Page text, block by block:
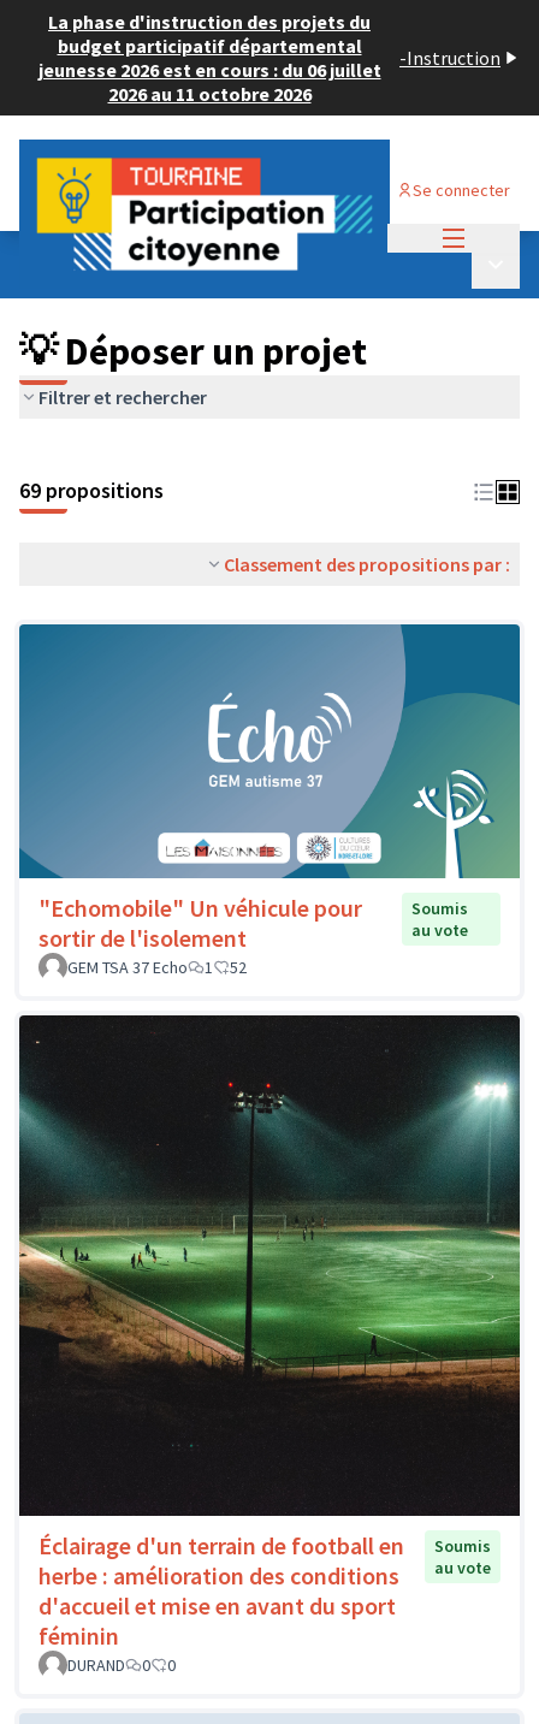
La phase d'instruction des projets du
budget participatif départemental
jeunesse 2026 est en cours : du 06 juillet
2026 au 11 octobre 2026
-Instruction
Se connecter
Budget Participatif ADULTE 2024
💡 Déposer un projet
💡 Déposer un projet
Filtrer et rechercher
69 propositions
Classement des propositions par :
"Echomobile" Un véhicule pour
sortir de l'isolement
Soumis
au vote
GEM TSA 37 Echo
1 52
Éclairage d'un terrain de football en
herbe : amélioration des conditions
d'accueil et mise en avant du sport
féminin
Soumis
au vote
DURAND 0 0